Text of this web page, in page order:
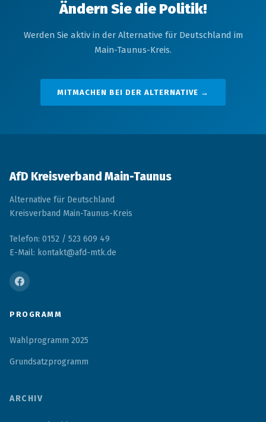
Ändern Sie die Politik!
Werden Sie aktiv in der Alternative für Deutschland im
Main-Taunus-Kreis.
MITMACHEN BEI DER ALTERNATIVE →
AfD Kreisverband Main-Taunus
Alternative für Deutschland
Kreisverband Main-Taunus-Kreis
Telefon: 0152 / 523 609 49
E-Mail: kontakt@afd-mtk.de
PROGRAMM
Wahlprogramm 2025
Grundsatzprogramm
ARCHIV